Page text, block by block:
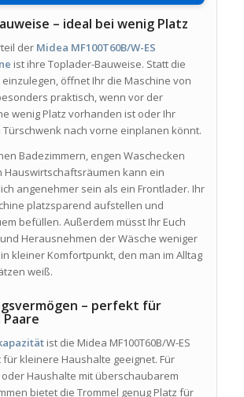
– ideal bei wenig Platz
der Midea MF100T60B/W-ES
ist ihre Toplader-Bauweise. Statt die
öffnet Ihr die Maschine von
praktisch, wenn vor der
wenig Platz vorhanden ist oder Ihr
nach vorne einplanen könnt.
Badezimmern, engen Waschecken
Hauswirtschaftsräumen kann ein
angenehmer sein als ein Frontlader. Ihr
platzsparend aufstellen und
befüllen. Außerdem müsst Ihr Euch
Herausnehmen der Wäsche weniger
kleiner Komfortpunkt, den man im Alltag
weiß.
– perfekt für
Paare
ist die Midea MF100T60B/W-ES
kleinere Haushalte geeignet. Für
oder Haushalte mit überschaubarem
bietet die Trommel genug Platz für